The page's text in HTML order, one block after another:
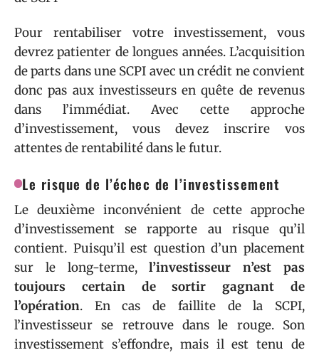
Pour rentabiliser votre investissement, vous
devrez patienter de longues années. L’acquisition
de parts dans une SCPI avec un crédit ne convient
donc pas aux investisseurs en quête de revenus
dans l’immédiat. Avec cette approche
d’investissement, vous devez inscrire vos
attentes de rentabilité dans le futur.
Le risque de l’échec de l’investissement
Le deuxième inconvénient de cette approche
d’investissement se rapporte au risque qu’il
contient. Puisqu’il est question d’un placement
sur le long-terme,l’investisseur n’est pas
toujours certain de sortir gagnant de
l’opération. En cas de faillite de la SCPI,
l’investisseur se retrouve dans le rouge. Son
investissement s’effondre, mais il est tenu de